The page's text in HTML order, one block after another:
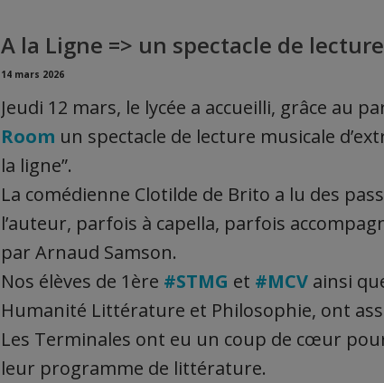
A la Ligne => un spectacle de
14 mars 2026
Jeudi 12 mars, le lycée a accueilli, grâce au
Room un spectacle de lecture musicale
la ligne”.
La comédienne Clotilde de Brito a lu des
l’auteur, parfois à capella, parfois
par Arnaud Samson.
Nos élèves de 1ère #STMG et #MCVainsi
Humanité Littérature et Philosophie, ont
Les Terminales ont eu un coup de cœur
leur programme de littérature.